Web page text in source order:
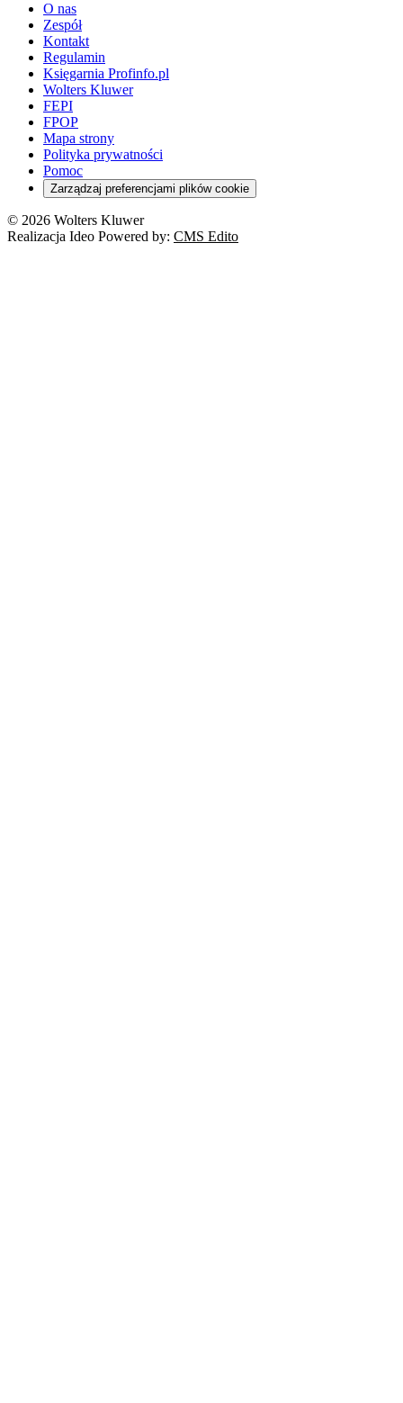
O nas
Zespół
Kontakt
Regulamin
Księgarnia Profinfo.pl
Wolters Kluwer
FEPI
FPOP
Mapa strony
Polityka prywatności
Pomoc
Zarządzaj preferencjami plików cookie
© 2026 Wolters Kluwer
Realizacja Ideo Powered by: CMS Edito